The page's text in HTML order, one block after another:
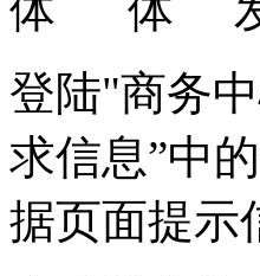
登陆"商务
求信息”中
据页面提示